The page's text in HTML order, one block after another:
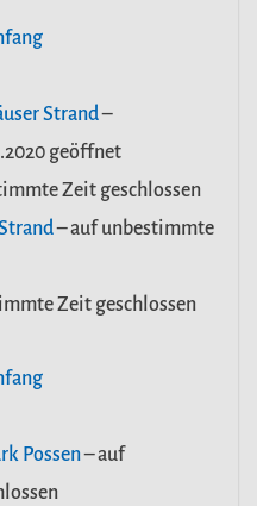
Strand–
geöffnet
Zeit geschlossen
– auf unbestimmte
Zeit geschlossen
Possen– auf